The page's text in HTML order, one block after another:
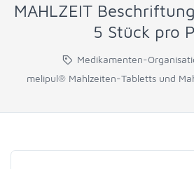
MAHLZEIT
5 Stück pro
Medikamenten-
melipul® Mahlzeiten-Tabletts und